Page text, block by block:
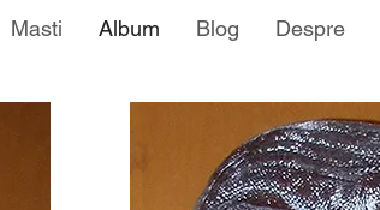
Masti Album Blog Despre